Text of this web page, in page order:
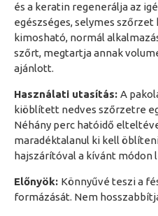
és a keratin regenerálja az
egészséges, selymes szőrzet
kimosható, normál
szőrt, megtartja annak
ajánlott.
Használati utasítás: A
kiöblített nedves szőrzetre
Néhány perc hatóidő
maradéktalanul ki kell
hajszárítóval a kívánt módon
Előnyök: Könnyűvé teszi a
formázását. Nem